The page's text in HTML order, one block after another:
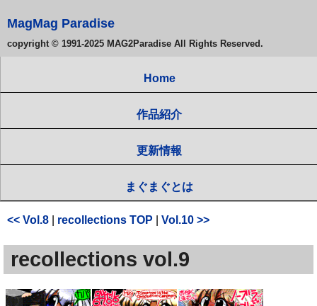
MagMag Paradise
copyright © 1991-2025 MAG2Paradise All Rights Reserved.
Home
作品紹介
更新情報
まぐまぐとは
<< Vol.8 | recollections TOP | Vol.10 >>
recollections vol.9